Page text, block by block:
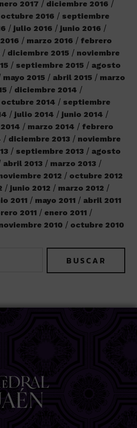
2017
diciembre 2016
octubre 2016
septiembre
julio 2016
junio 2016
marzo 2016
febrero
diciembre 2015
noviembre
septiembre 2015
agosto
mayo 2015 abril 2015
marzo
diciembre 2014
octubre 2014
septiembre
julio 2014
junio 2014
marzo 2014
febrero
diciembre 2013
noviembre
septiembre 2013
agosto
abril 2013
marzo 2013
2012
octubre 2012
junio 2012
marzo 2012
2011 mayo 2011
abril 2011
2011
enero 2011
2010 octubre 2010